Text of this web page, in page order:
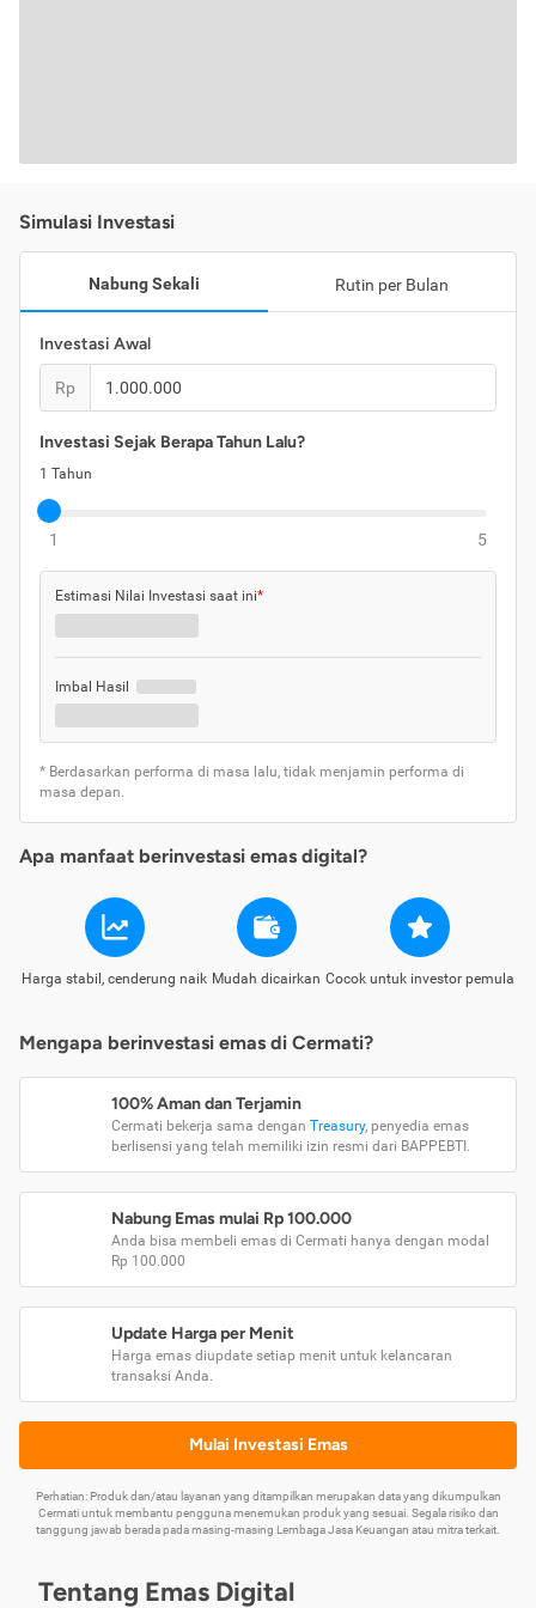
Simulasi Investasi
Nabung Sekali Rutin per Bulan
Investasi Awal
Rp
Investasi Sejak Berapa Tahun Lalu?
1 Tahun
1 5
Estimasi Nilai Investasi saat ini*
Imbal Hasil
* Berdasarkan performa di masa lalu, tidak menjamin performa di
masa depan.
Apa manfaat berinvestasi emas digital?
Harga stabil, cenderung naik Mudah dicairkan Cocok untuk investor pemula
Mengapa berinvestasi emas di Cermati?
100% Aman dan Terjamin
Cermati bekerja sama dengan Treasury, penyedia emas
berlisensi yang telah memiliki izin resmi dari BAPPEBTI.
Nabung Emas mulai Rp 100.000
Anda bisa membeli emas di Cermati hanya dengan modal
Rp 100.000
Update Harga per Menit
Harga emas diupdate setiap menit untuk kelancaran
transaksi Anda.
Mulai Investasi Emas
Perhatian: Produk dan/atau layanan yang ditampilkan merupakan data yang dikumpulkan
Cermati untuk membantu pengguna menemukan produk yang sesuai. Segala risiko dan
tanggung jawab berada pada masing-masing Lembaga Jasa Keuangan atau mitra terkait.
Tentang Emas Digital